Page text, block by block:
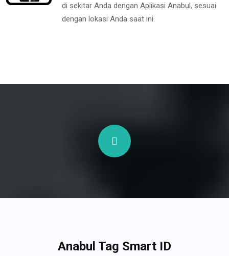
di sekitar Anda dengan Aplikasi Anabul, sesuai
dengan lokasi Anda saat ini.
Anabul Tag Smart ID